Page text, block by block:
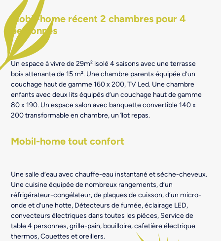
Mobil-home récent 2 chambres pour 4
personnes
Un espace à vivre de 29m² isolé 4 saisons avec une terrasse
bois attenante de 15 m². Une chambre parents équipée d’un
couchage haut de gamme 160 x 200, TV Led. Une chambre
enfants avec deux lits équipés d’un couchage haut de gamme
80 x 190. Un espace salon avec banquette convertible 140 x
200 transformable en chambre, un îlot repas.
Mobil-home tout confort
Une salle d’eau avec chauffe-eau instantané et sèche-cheveux.
Une cuisine équipée de nombreux rangements, d’un
réfrigérateur-congélateur, de plaques de cuisson, d’un micro-
onde et d’une hotte, Détecteurs de fumée, éclairage LED,
convecteurs électriques dans toutes les pièces, Service de
table 4 personnes, grille-pain, bouilloire, cafetière électrique
thermos, Couettes et oreillers.